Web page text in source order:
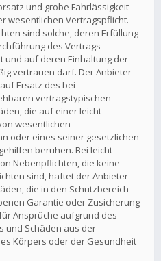
und grobe Fahrlässigkeit
wesentlichen Vertragspflicht.
sind solche, deren Erfüllung
des Vertrags
und auf deren Einhaltung der
vertrauen darf. Der Anbieter
Ersatz des bei
vertragstypischen
die auf einer leicht
wesentlichen
oder eines seiner gesetzlichen
beruhen. Bei leicht
Nebenpflichten, die keine
sind, haftet der Anbieter
die in den Schutzbereich
Garantie oder Zusicherung
Ansprüche aufgrund des
und Schäden aus der
Körpers oder der Gesundheit